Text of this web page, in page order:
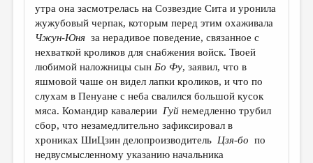
ВКОНТАКТЕ
утра она засмотрелась на Созвездие Сита и уронила
жужубовый черпак, которым перед этим охаживала
Чжун-Юня за нерадивое поведение, связанное с
нехваткой кроликов для снабжения войск. Твоей
любимой наложницы сын Бо Фу, заявил, что в
яшмовой чаше он видел лапки кроликов, и что по
слухам в Пенуане с неба свалился большой кусок
мяса. Командир кавалерии Гуйнемедленно трубил
сбор, что незамедлительно зафиксировал в
хрониках ШиЦзин делопроизводитель Цзя-бо по
недвусмысленному указанию начальника